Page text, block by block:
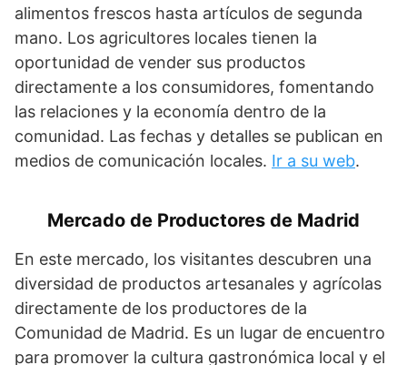
alimentos frescos hasta artículos de segunda
mano. Los agricultores locales tienen la
oportunidad de vender sus productos
directamente a los consumidores, fomentando
las relaciones y la economía dentro de la
comunidad. Las fechas y detalles se publican en
medios de comunicación locales. Ir a su web.
Mercado de Productores de Madrid
En este mercado, los visitantes descubren una
diversidad de productos artesanales y agrícolas
directamente de los productores de la
Comunidad de Madrid. Es un lugar de encuentro
para promover la cultura gastronómica local y el